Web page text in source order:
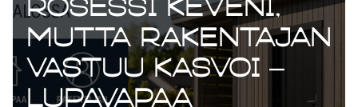
rosessi keveni,
mutta rakentajan
vastuu kasvoi –
lupavapaa